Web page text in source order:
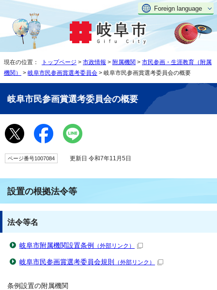
Foreign language
現在の位置： トップページ > 市政情報 > 附属機関 > 市民参画・生涯教育（附属
機関）
> 岐阜市民参画賞選考委員会 > 岐阜市民参画賞選考委員会の概要
岐阜市民参画賞選考委員会の概要
ページ番号1007084 更新日 令和7年11月5日
設置の根拠法令等
法令等名
岐阜市附属機関設置条例 （外部リンク）
岐阜市民参画賞選考委員会規則 （外部リンク）
条例設置の附属機関